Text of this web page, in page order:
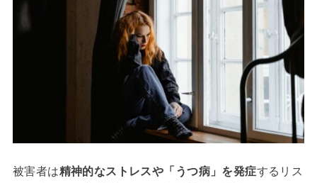
被害者は精神的なストレスや「うつ病」を発症するリス